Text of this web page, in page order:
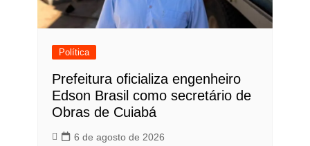
Política
Prefeitura oficializa engenheiro
Edson Brasil como secretário de
Obras de Cuiabá
6 de agosto de 2026